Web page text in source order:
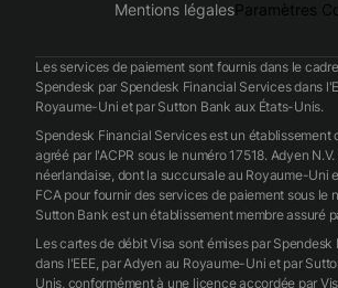
Mentions légalesParamètres
Les services de paiement sont fournis dans le
Spendesk par Spendesk Financial Services dans
Royaume-Uni et par Sutton Bank aux États-Unis.
Spendesk Financial Services est un établissement
agréé par l'ACPR sous le numéro 17518. Adyen
néerlandaise, dont la succursale au Royaume-Uni
FCA pour fournir des services de paiement sous le
Sutton Bank est un établissement membre assuré
Les cartes de débit Visa sont émises par
dans l'EEE, par Adyen au Royaume-Uni et par
Unis, conformément à une licence accordée par